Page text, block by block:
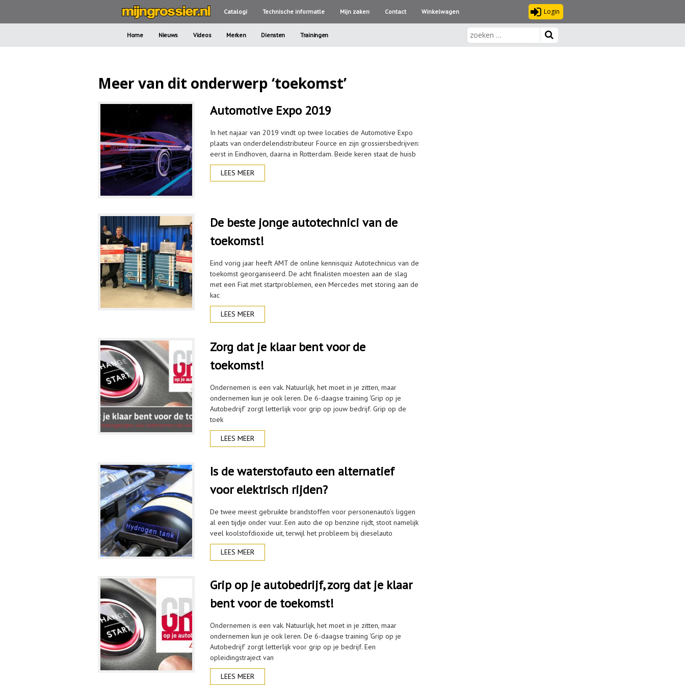
Catalogi Technische informatle Mijn zaken Contact Winkelwagen Login
Home Nieuws Videos Merken Diensten Trainingen
Meer van dit onderwerp ‘toekomst’
Automotive Expo 2019
In het najaar van 2019 vindt op twee locaties de Automotive Expo
plaats van onderdelendistributeur Fource en zijn grossiersbedrijven:
eerst in Eindhoven, daarna in Rotterdam. Beide keren staat de huisb
LEES MEER
De beste jonge autotechnici van de
toekomst!
Eind vorig jaar heeft AMT de online kennisquiz Autotechnicus van de
toekomst georganiseerd. De acht finalisten moesten aan de slag
met een Fiat met startproblemen, een Mercedes met storing aan de
kac
LEES MEER
Zorg dat je klaar bent voor de
toekomst!
Ondernemen is een vak. Natuurlijk, het moet in je zitten, maar
ondernemen kun je ook leren. De 6-daagse training ‘Grip op je
Autobedrijf’ zorgt letterlijk voor grip op jouw bedrijf. Grip op de
toek
LEES MEER
Is de waterstofauto een alternatief
voor elektrisch rijden?
De twee meest gebruikte brandstoffen voor personenauto’s liggen
al een tijdje onder vuur. Een auto die op benzine rijdt, stoot namelijk
veel koolstofdioxide uit, terwijl het probleem bij dieselauto
LEES MEER
Grip op je autobedrijf, zorg dat je klaar
bent voor de toekomst!
Ondernemen is een vak. Natuurlijk, het moet in je zitten, maar
ondernemen kun je ook leren. De 6-daagse training ‘Grip op je
Autobedrijf’ zorgt letterlijk voor grip op je bedrijf. Een
opleidingstraject van
LEES MEER